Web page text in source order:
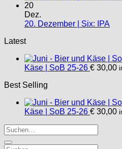
20
Dez.
20. Dezember | Six: IPA
Latest
Käse | SoB 25-26 € 30,00
Best Selling
Käse | SoB 25-26 € 30,00